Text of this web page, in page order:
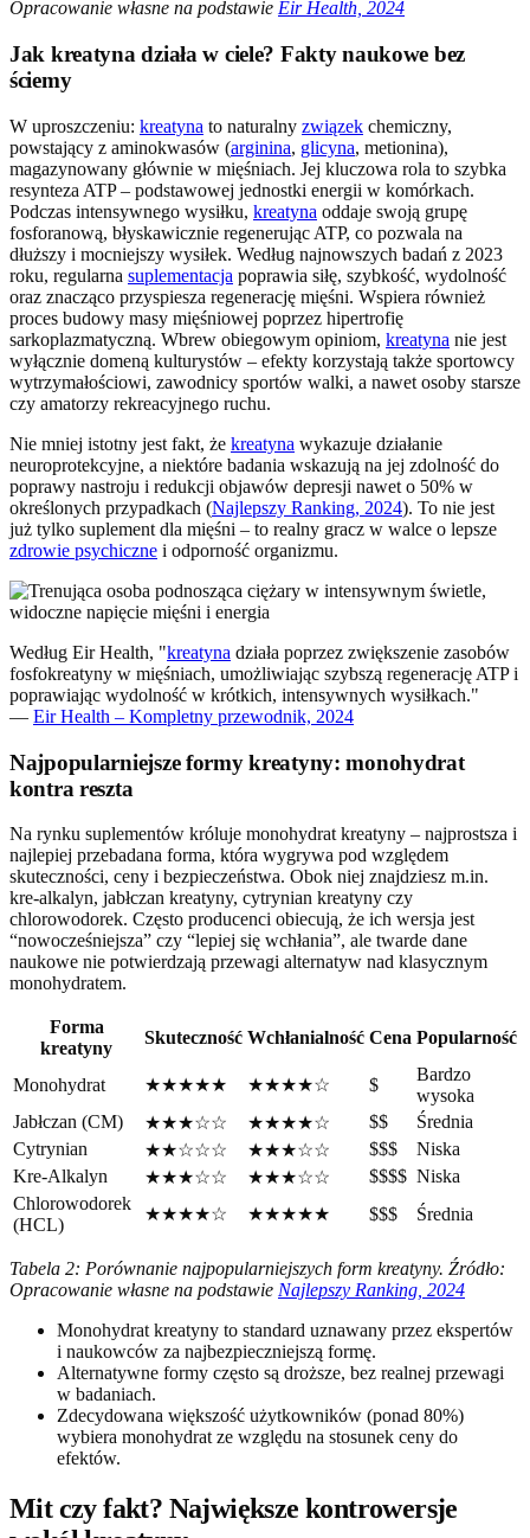
Opracowanie własne na podstawie Eir Health, 2024
Jak kreatyna działa w ciele? Fakty naukowe bez
ściemy
W uproszczeniu: kreatyna to naturalny związek chemiczny,
powstający z aminokwasów (arginina, glicyna, metionina),
magazynowany głównie w mięśniach. Jej kluczowa rola to szybka
resynteza ATP – podstawowej jednostki energii w komórkach.
Podczas intensywnego wysiłku, kreatyna oddaje swoją grupę
fosforanową, błyskawicznie regenerując ATP, co pozwala na
dłuższy i mocniejszy wysiłek. Według najnowszych badań z 2023
roku, regularna suplementacja poprawia siłę, szybkość, wydolność
oraz znacząco przyspiesza regenerację mięśni. Wspiera również
proces budowy masy mięśniowej poprzez hipertrofię
sarkoplazmatyczną. Wbrew obiegowym opiniom, kreatyna nie jest
wyłącznie domeną kulturystów – efekty korzystają także sportowcy
wytrzymałościowi, zawodnicy sportów walki, a nawet osoby starsze
czy amatorzy rekreacyjnego ruchu.
Nie mniej istotny jest fakt, że kreatyna wykazuje działanie
neuroprotekcyjne, a niektóre badania wskazują na jej zdolność do
poprawy nastroju i redukcji objawów depresji nawet o 50% w
określonych przypadkach (Najlepszy Ranking, 2024). To nie jest
już tylko suplement dla mięśni – to realny gracz w walce o lepsze
zdrowie psychiczne i odporność organizmu.
Według Eir Health, "kreatyna działa poprzez zwiększenie zasobów
fosfokreatyny w mięśniach, umożliwiając szybszą regenerację ATP i
poprawiając wydolność w krótkich, intensywnych wysiłkach."
— Eir Health – Kompletny przewodnik, 2024
Najpopularniejsze formy kreatyny: monohydrat
kontra reszta
Na rynku suplementów króluje monohydrat kreatyny – najprostsza i
najlepiej przebadana forma, która wygrywa pod względem
skuteczności, ceny i bezpieczeństwa. Obok niej znajdziesz m.in.
kre-alkalyn, jabłczan kreatyny, cytrynian kreatyny czy
chlorowodorek. Często producenci obiecują, że ich wersja jest
“nowocześniejsza” czy “lepiej się wchłania”, ale twarde dane
naukowe nie potwierdzają przewagi alternatyw nad klasycznym
monohydratem.
Forma
kreatyny
Skuteczność Wchłanialność Cena Popularność
Monohydrat ★★★★★ ★★★★☆ $
Bardzo
wysoka
Jabłczan (CM)
★★★☆☆ ★★★★☆ $$
Średnia
Cytrynian
★★☆☆☆ ★★★☆☆ $$$
Niska
Kre-Alkalyn
★★★☆☆ ★★★☆☆ $$$$ Niska
Chlorowodorek
(HCL)
★★★★☆ ★★★★★ $$$ Średnia
Tabela 2: Porównanie najpopularniejszych form kreatyny. Źródło:
Opracowanie własne na podstawie Najlepszy Ranking, 2024
Monohydrat kreatyny to standard uznawany przez ekspertów
i naukowców za najbezpieczniejszą formę.
Alternatywne formy często są droższe, bez realnej przewagi
w badaniach.
Zdecydowana większość użytkowników (ponad 80%)
wybiera monohydrat ze względu na stosunek ceny do
efektów.
Mit czy fakt? Największe kontrowersje